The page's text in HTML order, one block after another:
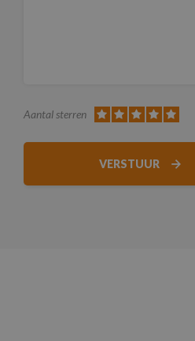
Aantal sterren
VERSTUUR